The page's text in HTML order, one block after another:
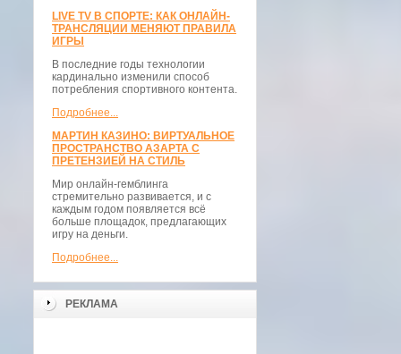
LIVE TV В СПОРТЕ: КАК ОНЛАЙН-
ТРАНСЛЯЦИИ МЕНЯЮТ ПРАВИЛА
ИГРЫ
В последние годы технологии
кардинально изменили способ
потребления спортивного контента.
Подробнее...
МАРТИН КАЗИНО: ВИРТУАЛЬНОЕ
ПРОСТРАНСТВО АЗАРТА С
ПРЕТЕНЗИЕЙ НА СТИЛЬ
Мир онлайн-гемблинга
стремительно развивается, и с
каждым годом появляется всё
больше площадок, предлагающих
игру на деньги.
Подробнее...
РЕКЛАМА